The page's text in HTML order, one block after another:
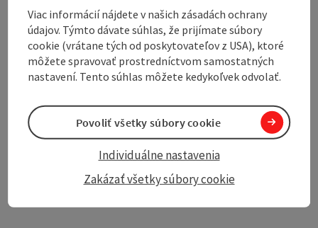
Prices
Arrival
Suitability
Viac informácií nájdete v našich zásadách ochrany
údajov. Týmto dávate súhlas, že prijímate súbory
cookie (vrátane tých od poskytovateľov z USA), ktoré
môžete spravovať prostredníctvom samostatných
nastavení. Tento súhlas môžete kedykoľvek odvolať.
Zakázať všetky súbory cookie
Individuálne nastavenia
Povoliť všetky súbory cookie